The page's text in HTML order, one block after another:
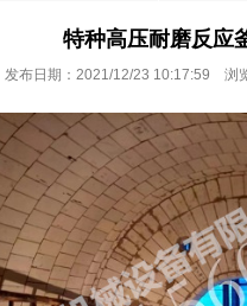
特种高压耐磨反应
发布日期：2021/12/23 10:17:59 浏